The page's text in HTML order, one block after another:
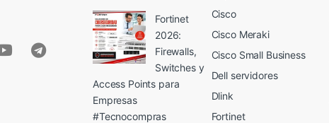
Fortinet
2026:
Firewalls,
Switches y
Access Points para
Empresas
#Tecnocompras
Cisco
Cisco Meraki
Cisco Small Business
Dell servidores
Dlink
Fortinet